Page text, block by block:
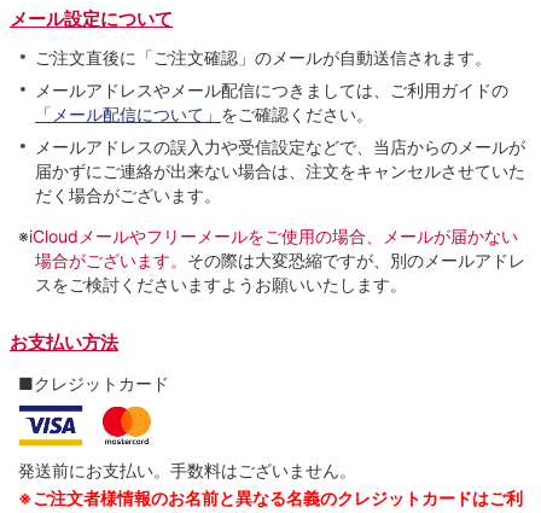
メール設定について
ご注文直後に「ご注文確認」のメールが自動送信されます。
メールアドレスやメール配信につきましては、ご利用ガイドの
「メール配信について」 をご確認ください。
メールアドレスの誤入力や受信設定などで、当店からのメールが
届かずにご連絡が出来ない場合は、注文をキャンセルさせていた
だく場合がございます。
※iCloudメールやフリーメールをご使用の場合、メールが届かない
場合がございます。 その際は大変恐縮ですが、別のメールアドレ
スをご検討くださいますようお願いいたします。
お支払い方法
■クレジットカード
発送前にお支払い。手数料はございません。
※ご注文者様情報のお名前と異なる名義のクレジットカードはご利